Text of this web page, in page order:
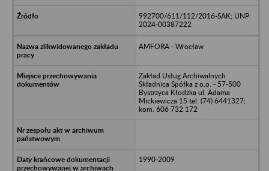
992700/611/112/2016-SAK; UNP:
2024-00387222
AMFORA - Wrocław
Zakład Usług Archiwalnych
Składnica Spółka z o.o. - 57-500
Bystrzyca Kłodzka ul. Adama
Mickiewicza 15 tel. (74) 6441327;
kom. 606 732 172
1990-2009